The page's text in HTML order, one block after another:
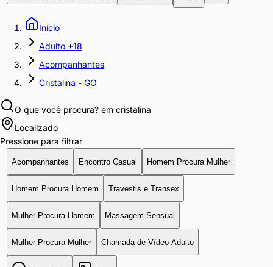
Início
Adulto +18
Acompanhantes
Cristalina - GO
O que você procura? em cristalina
Localizado
Pressione para filtrar
Acompanhantes Encontro Casual Homem Procura Mulher
Homem Procura Homem Travestis e Transex
Mulher Procura Homem Massagem Sensual
Mulher Procura Mulher Chamada de Vídeo Adulto